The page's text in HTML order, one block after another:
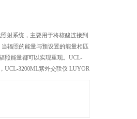
射系统，主要用于将核酸连接到
辐照的能量与预设置的能量相匹
照能量都可以实现重现。UCL-
UCL-3200ML紫外交联仪 LUYOR